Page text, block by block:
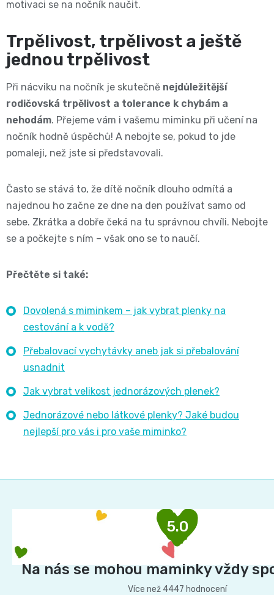
motivaci se na nočník naučit.
Trpělivost, trpělivost a ještě
jednou trpělivost
Při nácviku na nočník je skutečně nejdůležitější
rodičovská trpělivost a tolerance k chybám a
nehodám. Přejeme vám i vašemu miminku při učení na
nočník hodně úspěchů! A nebojte se, pokud to jde
pomaleji, než jste si představovali.
Často se stává to, že dítě nočník dlouho odmítá a
najednou ho začne ze dne na den používat samo od
sebe. Zkrátka a dobře čeká na tu správnou chvíli. Nebojte
se a počkejte s ním – však ono se to naučí.
Přečtěte si také:
Dovolená s miminkem – jak vybrat plenky na
cestování a k vodě?
Přebalovací vychytávky aneb jak si přebalování
usnadnit
Jak vybrat velikost jednorázových plenek?
Jednorázové nebo látkové plenky? Jaké budou
nejlepší pro vás i pro vaše miminko?
5.0
Na nás se mohou maminky vždy
Více než 4447 hodnocení